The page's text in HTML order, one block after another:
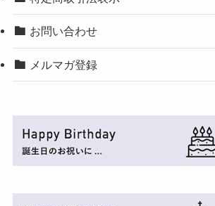
お問い合わせ
メルマガ登録